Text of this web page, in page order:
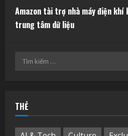
Amazon tài trợ nhà máy điện khí
trung tâm dữ liệu
Tìm
THẺ